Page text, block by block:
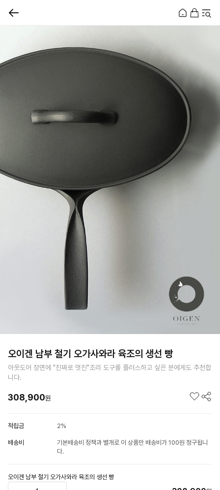
오이겐 남부 철기 오가사와라 육조의 생선 빵
아웃도어 장면에 "진짜로 멋진"조리 도구를 플러스하고 싶은 분에게도 추천합
니다.
308,900원
적립금 2%
배송비
기본배송비 정책과 별개로 이 상품만 배송비가 100원 청구됩니
다.
오이겐 남부 철기 오가사와라 육조의 생선 빵